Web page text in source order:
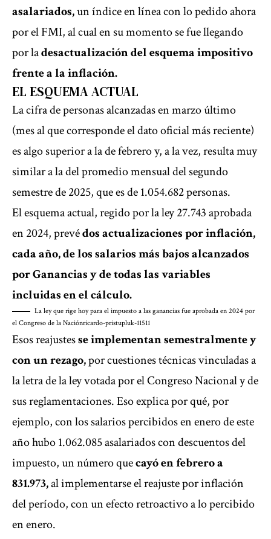
asalariados,un índice en línea con lo pedido ahora
por el FMI, al cual en su momento se fue llegando
por ladesactualización del esquema impositivo
frente a la inflación.
EL ESQUEMA ACTUAL
La cifra de personas alcanzadas en marzo último
(mes al que corresponde el dato oficial más reciente)
es algo superior a la de febrero y, a la vez, resulta muy
similar a la del promedio mensual del segundo
semestre de 2025, que es de 1.054.682 personas.
El esquema actual, regido por la ley 27.743 aprobada
en 2024, prevédos actualizaciones por inflación,
cada año, de los salarios más bajos alcanzados
por Ganancias y de todas las variables
incluidas en el cálculo.
La ley que rige hoy para el impuesto a las ganancias fue aprobada en 2024 por
el Congreso de la Naciónricardo-pristupluk-11511
Esos reajustesse implementan semestralmente y
con un rezago,por cuestiones técnicas vinculadas a
la letra de la ley votada por el Congreso Nacional y de
sus reglamentaciones. Eso explica por qué, por
ejemplo, con los salarios percibidos en enero de este
año hubo 1.062.085 asalariados con descuentos del
impuesto, un número quecayó en febrero a
831.973,al implementarse el reajuste por inflación
del período, con un efecto retroactivo a lo percibido
en enero.